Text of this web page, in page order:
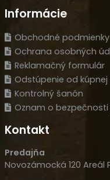
Informácie
Obchodné podmienky
Ochrana osobných
Reklamačný formulár
Odstúpenie od kúpnej
Kontrolný šanón
Oznam o
Kontakt
Predajňa
Novozámocká 120 Areál